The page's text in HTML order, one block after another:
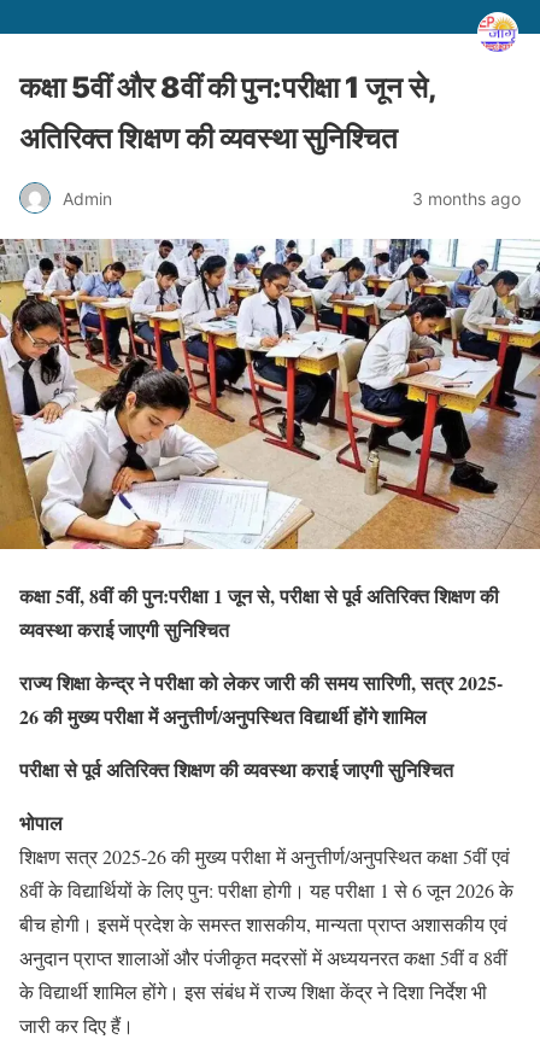
कक्षा 5वीं और 8वीं की पुन:परीक्षा 1 जून से,
अतिरिक्त शिक्षण की व्यवस्था सुनिश्चित
Admin 3 months ago
कक्षा 5वीं, 8वीं की पुन:परीक्षा 1 जून से, परीक्षा से पूर्व अतिरिक्त शिक्षण की
व्यवस्था कराई जाएगी सुनिश्चित
राज्य शिक्षा केन्द्र ने परीक्षा को लेकर जारी की समय सारिणी, सत्र 2025-
26 की मुख्य परीक्षा में अनुत्तीर्ण/अनुपस्थित विद्यार्थी होंगे शामिल
परीक्षा से पूर्व अतिरिक्त शिक्षण की व्यवस्था कराई जाएगी सुनिश्चित
भोपाल
शिक्षण सत्र 2025-26 की मुख्य परीक्षा में अनुत्तीर्ण/अनुपस्थित कक्षा 5वीं एवं
8वीं के विद्यार्थियों के लिए पुन: परीक्षा होगी। यह परीक्षा 1 से 6 जून 2026 के
बीच होगी। इसमें प्रदेश के समस्त शासकीय, मान्यता प्राप्त अशासकीय एवं
अनुदान प्राप्त शालाओं और पंजीकृत मदरसों में अध्ययनरत कक्षा 5वीं व 8वीं
के विद्यार्थी शामिल होंगे। इस संबंध में राज्य शिक्षा केंद्र ने दिशा निर्देश भी
जारी कर दिए हैं।